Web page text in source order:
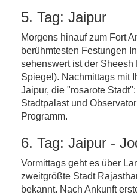
5. Tag: Jaipur
Morgens hinauf zum Fort
berühmtesten Festungen
sehenswert ist der Sheesh
Spiegel). Nachmittags mit
Jaipur, die "rosarote
Stadtpalast und
Programm.
6. Tag: Jaipur -
Vormittags geht es über
zweitgrößte Stadt
bekannt. Nach Ankunft